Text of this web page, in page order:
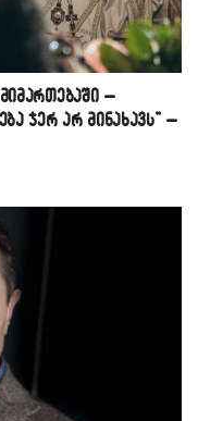
–
ჯერ არ მინახავს” –